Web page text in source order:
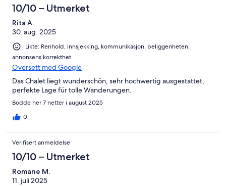
10/10 – Utmerket
Rita A.
30. aug. 2025
Likte: Renhold, innsjekking, kommunikasjon, beliggenheten,
annonsens korrekthet
Oversett med Google
Das Chalet liegt wunderschön, sehr hochwertig ausgestattet,
perfekte Lage für tolle Wanderungen.
Bodde her 7 netter i august 2025
0
Verifisert anmeldelse
10/10 – Utmerket
Romane M.
11. juli 2025